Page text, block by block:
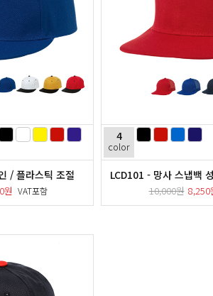
/ 플라스틱 조절
원 VAT포함
4
color
LCD101 - 망사 스냅백
10,000원